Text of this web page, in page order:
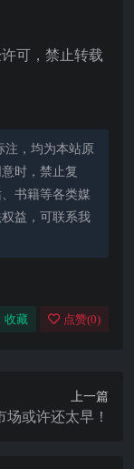
可，禁止转载
注，均为本站原
时，禁止复
书籍等各类媒
益，可联系我
收藏 点赞(0)
上一篇
或许还太早！